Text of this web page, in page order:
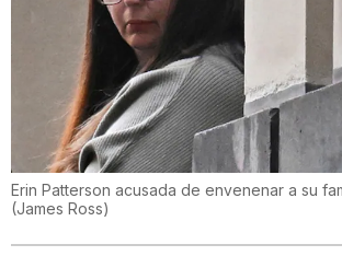
Erin Patterson acusada de envenenar a su
(James Ross)